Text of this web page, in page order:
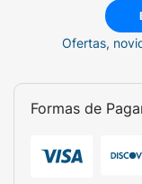
Ofertas,
Formas de